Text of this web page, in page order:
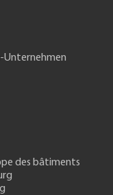
Unternehmen
des bâtiments